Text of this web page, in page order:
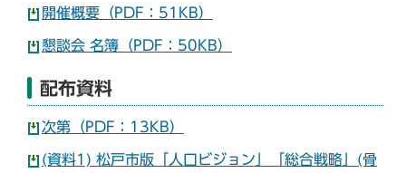
開催概要（PDF：51KB）
懇談会 名簿（PDF：50KB）
配布資料
次第（PDF：13KB）
(資料1) 松戸市版「人口ビジョン」「総合戦略」(骨